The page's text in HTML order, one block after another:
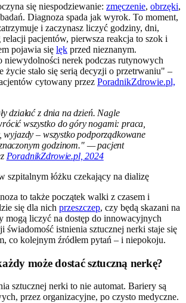
się niespodziewanie: zmęczenie, obrzęki,
Diagnoza spada jak wyrok. To moment,
i zaczynasz liczyć godziny, dni,
pacjentów, pierwsza reakcja to szok i
pojawia się lęk przed nieznanym.
niewydolności nerek podczas rutynowych
życie stało się serią decyzji o przetrwaniu" –
cytowany przez PoradnikZdrowie.pl,
działać z dnia na dzień. Nagle
wszystko do góry nogami: praca,
wyjazdy – wszystko podporządkowane
godzinom." — pacjent
PoradnikZdrowie.pl, 2024
to także początek walki z czasem i
się dla nich przeszczep, czy będą skazani na
mogą liczyć na dostęp do innowacyjnych
świadomość istnienia sztucznej nerki staje się
co kolejnym źródłem pytań – i niepokoju.
może dostać sztuczną nerkę?
sztucznej nerki to nie automat. Bariery są
przez organizacyjne, po czysto medyczne.